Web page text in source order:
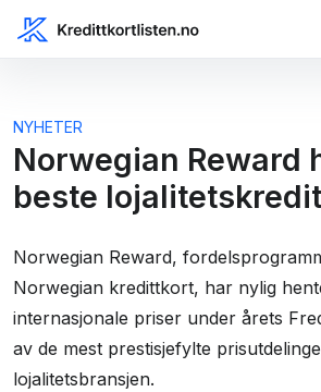
NYHETER
Norwegian Reward
beste
Norwegian Reward,
Norwegian kredittkort, har nylig
internasjonale priser under årets
av de mest prestisjefylte
lojalitetsbransjen.